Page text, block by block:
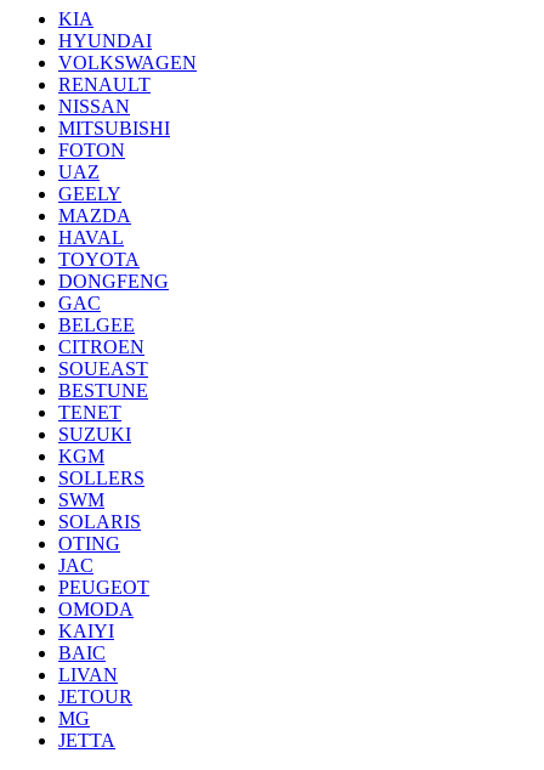
KIA
HYUNDAI
VOLKSWAGEN
RENAULT
NISSAN
MITSUBISHI
FOTON
UAZ
GEELY
MAZDA
HAVAL
TOYOTA
DONGFENG
GAC
BELGEE
CITROEN
SOUEAST
BESTUNE
TENET
SUZUKI
KGM
SOLLERS
SWM
SOLARIS
OTING
JAC
PEUGEOT
OMODA
KAIYI
BAIC
LIVAN
JETOUR
MG
JETTA